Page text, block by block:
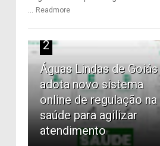
Readmore
2
Águas Lindas de Goiás
adota novo sistema
online de regulação na
saúde para agilizar
atendimento